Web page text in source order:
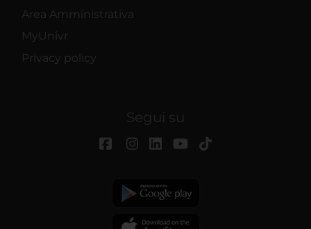
Area Amministrativa
MyUnivr
Privacy policy
Segui su